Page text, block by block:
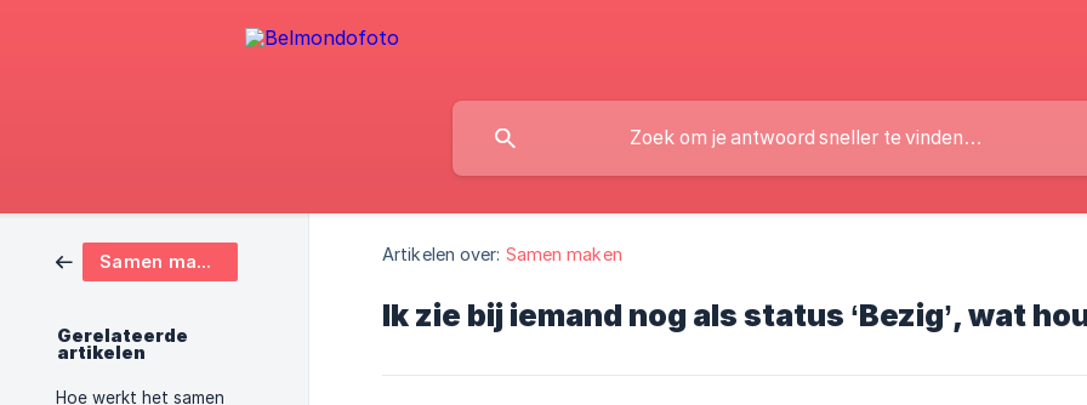
Samen maken
Gerelateerde
artikelen
Hoe werkt het samen
Artikelen over: Samen maken
Ik zie bij iemand nog als status ‘Bezig’, wat